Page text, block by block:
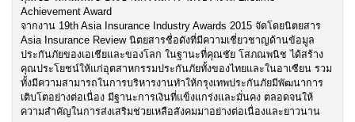
Achievement Award
จากงาน 19th Asia Insurance Industry Awards 2015 จัดโดยนิตยสาร
Asia Insurance Review นิตยสารชื่อดังที่มีความเชี่ยวชาญด้านข้อมูล
ประกันภัยของเอเชียและของโลก ในฐานะที่คุณชัย โสภณพนิช ได้สร้าง
คุณประโยชน์ให้แก่อุตสาหกรรมประกันภัยทั้งของไทยและในอาเซียน รวม
ทั้งมีความสามารถในการบริหารงานทำให้กรุงเทพประกันภัยมีพัฒนาการ
เติบโตอย่างต่อเนื่อง มีฐานะการเงินที่แข็งแกร่งและมั่นคง ตลอดจนให้
ความสำคัญในการส่งเสริมช่วยเหลือสังคมมาอย่างต่อเนื่องและยาวนาน